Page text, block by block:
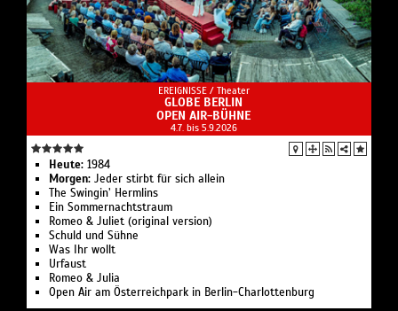
EREIGNISSE / Theater
GLOBE BERLIN
OPEN AIR-BÜHNE
4.7. bis 5.9.2026
Heute: 1984
Morgen: Jeder stirbt für sich allein
The Swingin’ Hermlins
Ein Sommernachtstraum
Romeo & Juliet (original version)
Schuld und Sühne
Was Ihr wollt
Urfaust
Romeo & Julia
Open Air am Österreichpark in Berlin-Charlottenburg